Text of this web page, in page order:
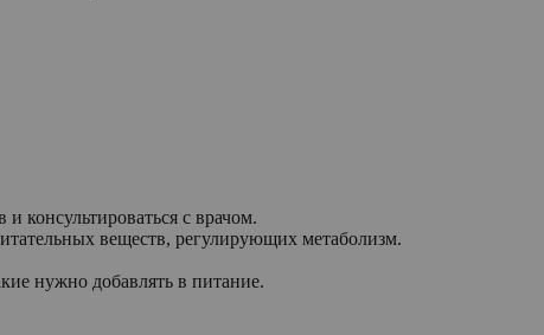
консультироваться с врачом.
веществ, регулирующих метаболизм.
нужно добавлять в питание.